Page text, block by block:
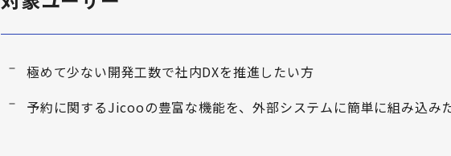
極めて少ない開発工数で社内DXを推進したい方
予約に関するJicooの豊富な機能を、外部システムに簡単に組み込み